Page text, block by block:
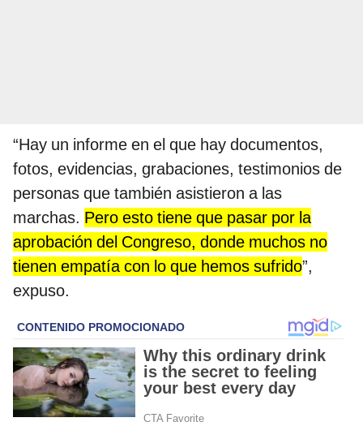
“Hay un informe en el que hay documentos,
fotos, evidencias, grabaciones, testimonios de
personas que también asistieron a las
marchas. Pero esto tiene que pasar por la
aprobación del Congreso, donde muchos no
tienen empatía con lo que hemos sufrido”,
expuso.